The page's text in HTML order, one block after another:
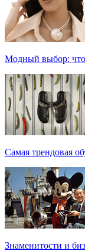
Модный выбор: что
Самая трендовая
Знаменитости и